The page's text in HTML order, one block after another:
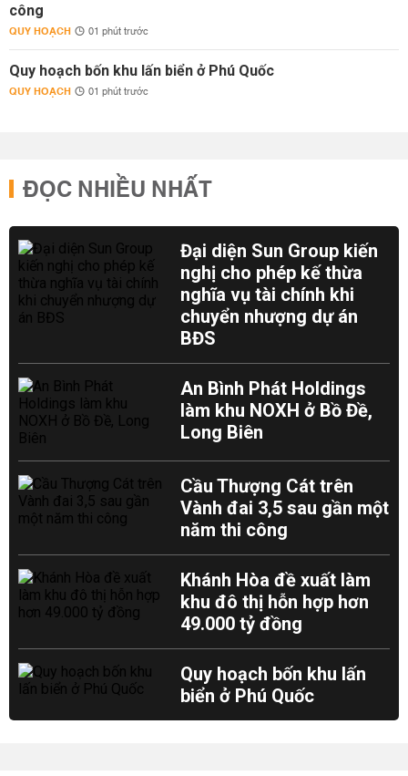
công
QUY HOẠCH 01 phút trước
Quy hoạch bốn khu lấn biển ở Phú Quốc
QUY HOẠCH 01 phút trước
ĐỌC NHIỀU NHẤT
Đại diện Sun Group kiến
nghị cho phép kế thừa
nghĩa vụ tài chính khi
chuyển nhượng dự án
BĐS
An Bình Phát Holdings
làm khu NOXH ở Bồ Đề,
Long Biên
Cầu Thượng Cát trên
Vành đai 3,5 sau gần một
năm thi công
Khánh Hòa đề xuất làm
khu đô thị hỗn hợp hơn
49.000 tỷ đồng
Quy hoạch bốn khu lấn
biển ở Phú Quốc